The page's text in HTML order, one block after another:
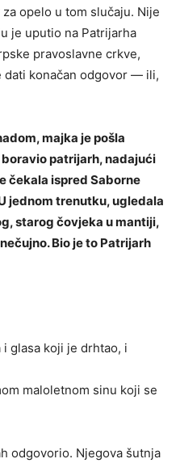
opelo u tom slučaju. Nije
je uputio na Patrijarha
pravoslavne crkve,
dati konačan odgovor — ili,
majka je pošla
patrijarh, nadajući
čekala ispred Saborne
jednom trenutku, ugledala
starog čovjeka u mantiji,
Bio je to Patrijarh
glasa koji je drhtao, i
maloletnom sinu koji se
odgovorio. Njegova šutnja